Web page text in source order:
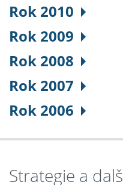
Rok 2010
Rok 2009
Rok 2008
Rok 2007
Rok 2006
Strategie a